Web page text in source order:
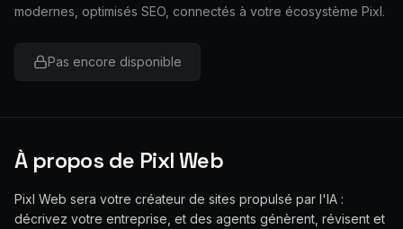
modernes, optimisés SEO, connectés à votre écosystème Pixl.
Pas encore disponible
À propos de Pixl Web
Pixl Web sera votre créateur de sites propulsé par l'IA :
décrivez votre entreprise, et des agents génèrent, révisent et